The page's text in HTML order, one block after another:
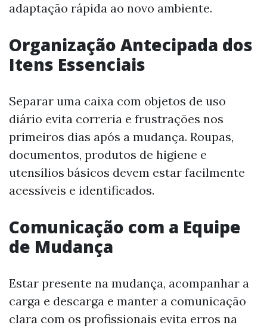
adaptação rápida ao novo ambiente.
Organização Antecipada dos
Itens Essenciais
Separar uma caixa com objetos de uso
diário evita correria e frustrações nos
primeiros dias após a mudança. Roupas,
documentos, produtos de higiene e
utensílios básicos devem estar facilmente
acessíveis e identificados.
Comunicação com a Equipe
de Mudança
Estar presente na mudança, acompanhar a
carga e descarga e manter a comunicação
clara com os profissionais evita erros na